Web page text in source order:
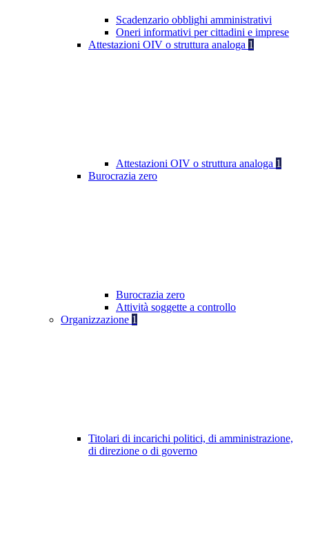
Scadenzario obblighi amministrativi
Oneri informativi per cittadini e imprese
Attestazioni OIV o struttura analoga 1
Attestazioni OIV o struttura analoga 1
Burocrazia zero
Burocrazia zero
Attività soggette a controllo
Organizzazione 1
Titolari di incarichi politici, di amministrazione,
di direzione o di governo